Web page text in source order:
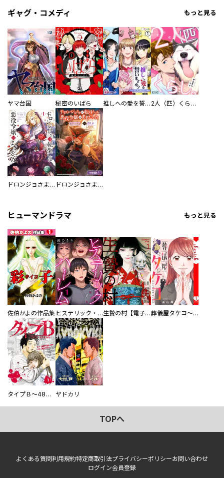
ギャグ・コメディ もっと見る
ヤマ台国 秘密のいばら 推しへの愛を誓いますか？～アラサー女子、推しは逃げぬが人生逃げる～ 2人（匹）くらし。
ドロンジョさまは転生しても悪役令嬢のままだった ドロンジョさまは転生しても悪役令嬢のままだった【分冊版】
ヒューマンドラマ もっと見る
佐伯かよの作品集 ヒステリック・ハーレム～搾られる男と堕ちる女～【電子単行本版】 生贄の村【電子単行本版】 葬儀屋タケコ～あなたの最期、叶えます【電子単行本版】
タイプＢ～48時間後、致死率100％～【単話】 ヤドカリ
TOPへ
よくある質問利用規約特定商取引法プライバシーポリシーお問い合わせ
ログイン会員登録